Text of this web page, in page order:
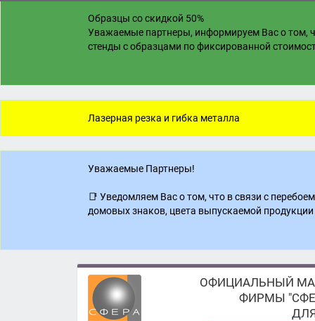
Образцы со скидкой 50%
Уважаемые партнеры, информируем Вас о том,
стенды с образцами по фиксированной
Лазерная резка и гибка металла
Уважаемые Партнеры!
📑 Уведомляем Вас о том, что в связи с
домовых знаков, цвета выпускаемой
ОФИЦИАЛЬНЫЙ
ФИРМЫ